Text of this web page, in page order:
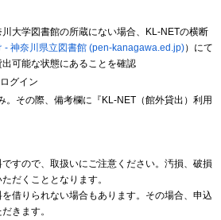
大学図書館の所蔵にない場合、KL-NETの横断
- 神奈川県立図書館 (pen-kanagawa.ed.jp)）にて
可能な状態にあることを確認
グイン
。その際、備考欄に『KL-NET（館外貸出）利用
すので、取扱いにご注意ください。汚損、破損
だくこととなります。
借りられない場合もあります。その場合、申込
きます。